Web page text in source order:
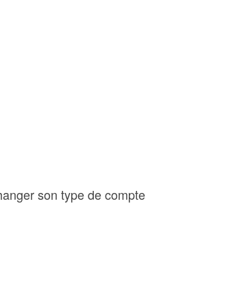
son type de compte